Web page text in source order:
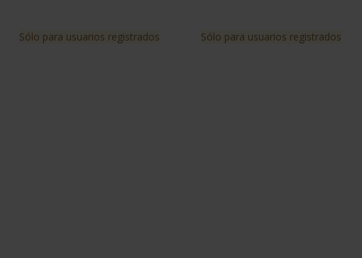
Sólo para usuarios registrados Sólo para usuarios registrados